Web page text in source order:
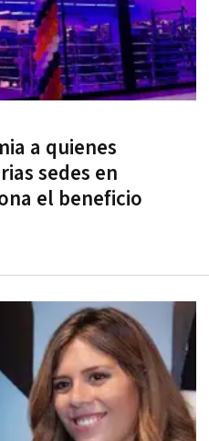
a quienes
sedes en
el beneficio